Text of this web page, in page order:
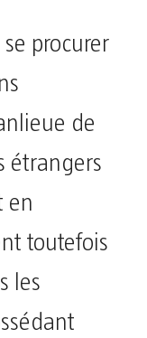
se procurer
de
étrangers
en
toutefois
les